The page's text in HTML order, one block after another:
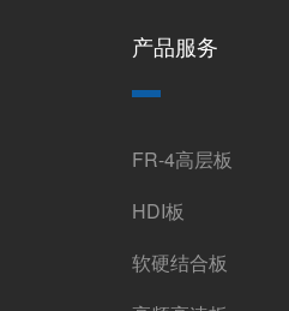
产品服务
FR-4高层板
HDI板
软硬结合板